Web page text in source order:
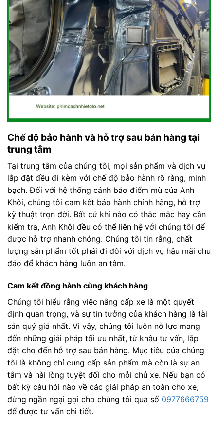
Chế độ bảo hành và hỗ trợ sau bán hàng tại
trung tâm
Tại trung tâm của chúng tôi, mọi sản phẩm và dịch vụ
lắp đặt đều đi kèm với chế độ bảo hành rõ ràng, minh
bạch. Đối với hệ thống cảnh báo điểm mù của Anh
Khôi, chúng tôi cam kết bảo hành chính hãng, hỗ trợ
kỹ thuật trọn đời. Bất cứ khi nào có thắc mắc hay cần
kiểm tra, Anh Khôi đều có thể liên hệ với chúng tôi để
được hỗ trợ nhanh chóng. Chúng tôi tin rằng, chất
lượng sản phẩm tốt phải đi đôi với dịch vụ hậu mãi chu
đáo để khách hàng luôn an tâm.
Cam kết đồng hành cùng khách hàng
Chúng tôi hiểu rằng việc nâng cấp xe là một quyết
định quan trọng, và sự tin tưởng của khách hàng là tài
sản quý giá nhất. Vì vậy, chúng tôi luôn nỗ lực mang
đến những giải pháp tối ưu nhất, từ khâu tư vấn, lắp
đặt cho đến hỗ trợ sau bán hàng. Mục tiêu của chúng
tôi là không chỉ cung cấp sản phẩm mà còn là sự an
tâm và hài lòng tuyệt đối cho mỗi chủ xe. Nếu bạn có
bất kỳ câu hỏi nào về các giải pháp an toàn cho xe,
đừng ngần ngại gọi cho chúng tôi qua số 0977666759
để được tư vấn chi tiết.